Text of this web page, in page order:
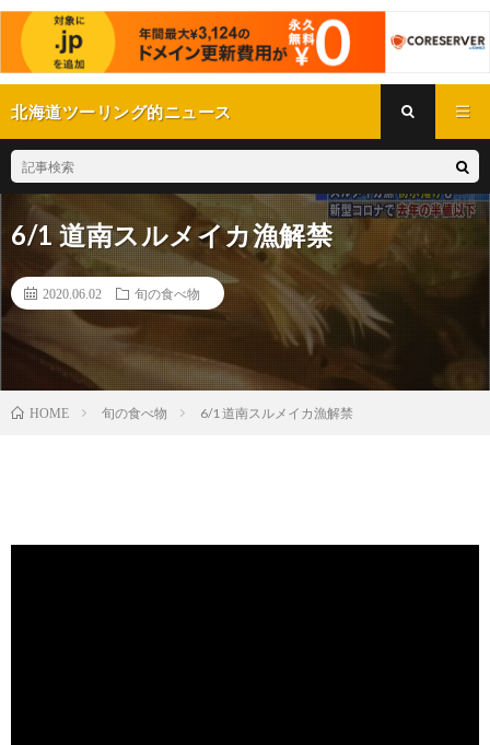
北海道ツーリング的ニュース
6/1 道南スルメイカ漁解禁
2020.06.02 旬の食べ物
HOME 旬の食べ物 6/1 道南スルメイカ漁解禁